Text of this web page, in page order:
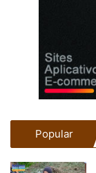
Popular